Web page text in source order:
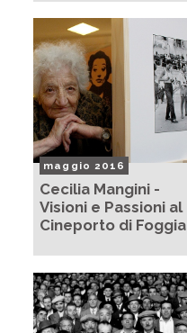
maggio 2016
Cecilia Mangini -
Visioni e Passioni al
Cineporto di Foggia